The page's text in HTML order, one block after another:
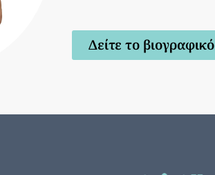
Δείτε το βιογραφικό